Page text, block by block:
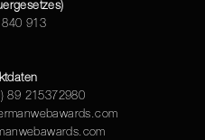
840 913
89 215372980